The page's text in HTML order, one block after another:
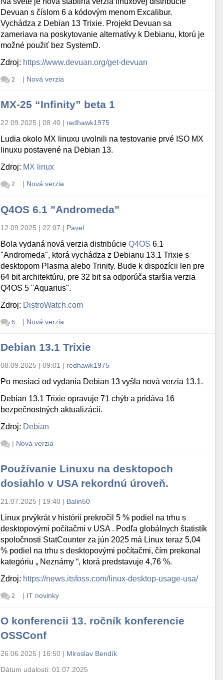
Devuan s číslom 6 a kódovým menom Excalibur.
Vychádza z Debian 13 Trixie. Projekt Devuan sa
zameriava na poskytovanie alternatívy k Debianu, ktorú je
možné použiť bez SystemD.
Zdroj: https://www.devuan.org/get-devuan
2 | Nová verzia
MX-25 “Infinity” beta 1
22.09.2025 | 08:40 | redhawk1975
Ludia okolo MX linuxu uvolnili na testovanie prvé ISO MX
linuxu postavené na Debian 13.
Zdroj: MX linux
2 | Nová verzia
Q4OS 6.1 "Andromeda"
12.09.2025 | 22:07 | Pavel
Bola vydaná nová verzia distribúcieQ4OS 6.1
"Andromeda", ktorá vychádza z Debianu 13.1 Trixie s
desktopom Plasma alebo Trinity. Bude k dispozícii len pre
64 bit architektúru, pre 32 bit sa odporúča staršia verzia
Q4OS 5 "Aquarius".
Zdroj: DistroWatch.com
6 | Nová verzia
Debian 13.1 Trixie
08.09.2025 | 09:01 | redhawk1975
Po mesiaci od vydania Debian 13 vyšla nová verzia 13.1.
Debian 13.1 Trixie opravuje 71 chýb a pridáva 16
bezpečnostných aktualizácií.
Zdroj: Debian
| Nová verzia
Používanie Linuxu na desktopoch
dosiahlo v USA rekordnú úroveň.
21.07.2025 | 19:40 | Balin50
Linux prvýkrát v histórii prekročil 5 % podiel na trhu s
desktopovými počítačmi v USA . Podľa globálnych štatistík
spoločnosti StatCounter za jún 2025 má Linux teraz 5,04
% podiel na trhu s desktopovými počítačmi, čím prekonal
kategóriu „ Neznámy “, ktorá predstavuje 4,76 %.
Zdroj: https://news.itsfoss.com/linux-desktop-usage-usa/
2 | IT novinky
O konferencii 13. ročník konferencie
OSSConf
26.06.2025 | 16:50 | Miroslav Bendík
Dátum udalosti:01.07.2025